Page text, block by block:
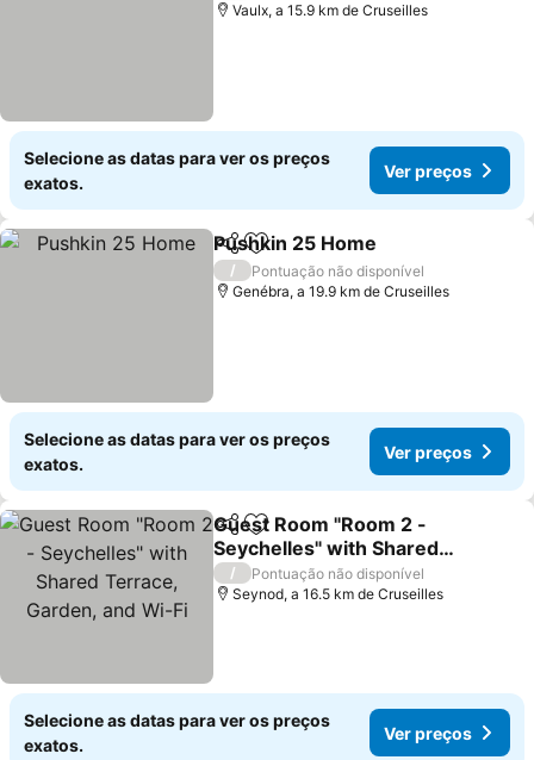
Vaulx, a 15.9 km de Cruseilles
Selecione as datas para ver os preços
exatos.
Ver preços
PartilharAdicionar aos favoritos
Pushkin 25 Home
/
Pontuação não disponível
Genébra, a 19.9 km de Cruseilles
Selecione as datas para ver os preços
exatos.
Ver preços
PartilharAdicionar aos favoritos
Guest Room "Room 2 -
Seychelles" with Shared
Terrace, Garden, and Wi-
Fi
/
Pontuação não disponível
Seynod, a 16.5 km de Cruseilles
Selecione as datas para ver os preços
exatos.
Ver preços